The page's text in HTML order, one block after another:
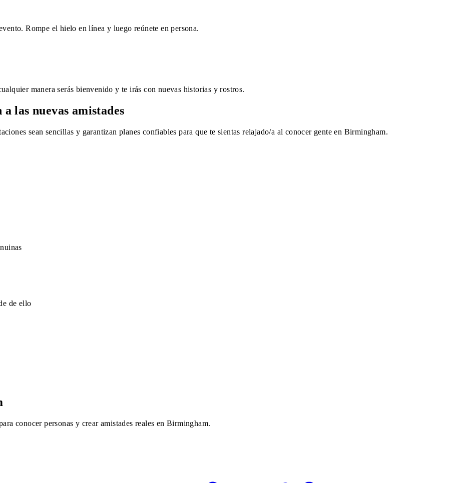
Rompe el hielo en línea y luego reúnete en persona.
manera serás bienvenido y te irás con nuevas historias y rostros.
las nuevas amistades
sean sencillas y garantizan planes confiables para que te sientas relajado/a al conocer gente en Birmingham.
de ello
conocer personas y crear amistades reales en Birmingham.